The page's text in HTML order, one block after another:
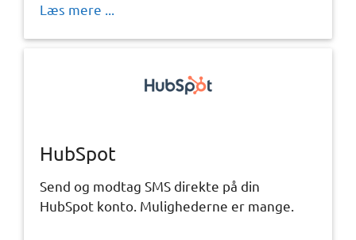
Læs mere ...
HubSpot
Send og modtag SMS direkte på din
HubSpot konto. Mulighederne er mange.